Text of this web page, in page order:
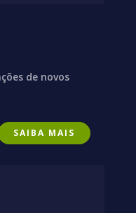
de novos
SAIBA MAIS